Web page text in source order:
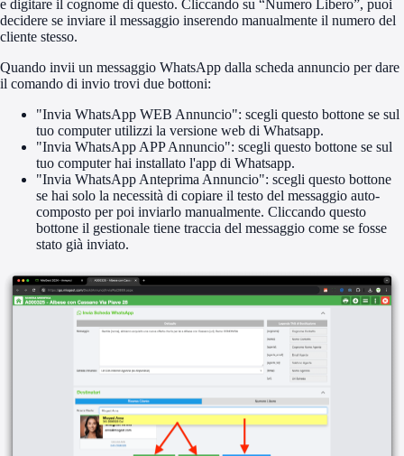
e digitare il cognome di questo. Cliccando su “Numero Libero”, puoi
decidere se inviare il messaggio inserendo manualmente il numero del
cliente stesso.
Quando invii un messaggio WhatsApp dalla scheda annuncio per dare
il comando di invio trovi due bottoni:
"Invia WhatsApp WEB Annuncio": scegli questo bottone se sul
tuo computer utilizzi la versione web di Whatsapp.
"Invia WhatsApp APP Annuncio": scegli questo bottone se sul
tuo computer hai installato l'app di Whatsapp.
"Invia WhatsApp Anteprima Annuncio": scegli questo bottone
se hai solo la necessità di copiare il testo del messaggio auto-
composto per poi inviarlo manualmente. Cliccando questo
bottone il gestionale tiene traccia del messaggio come se fosse
stato già inviato.